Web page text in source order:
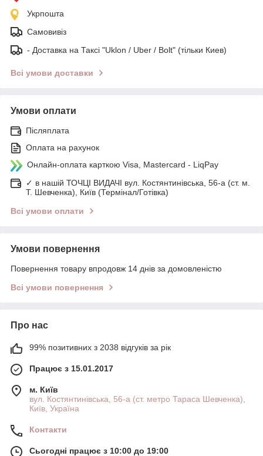
Укрпошта
Самовивіз
- Доставка на Таксі "Uklon / Uber / Bolt" (тільки Киев)
Всі умови доставки
Умови оплати
Післяплата
Оплата на рахунок
Онлайн-оплата карткою Visa, Mastercard - LiqPay
✓ в нашій ТОЧЦІ ВИДАЧІ вул. Костянтинівська, 56-а (ст. м.
Т. Шевченка), Київ (Термінал/Готівка)
Всі умови оплати
Умови повернення
Повернення товару впродовж 14 днів за домовленістю
Всі умови повернення
Про нас
99% позитивних з 2038 відгуків за рік
Працює з 15.01.2017
м. Київ
вул. Костянтинівська, 56-а (ст. метро Тараса Шевченка),
Київ, Україна
Контакти
Сьогодні працює з 10:00 до 19:00